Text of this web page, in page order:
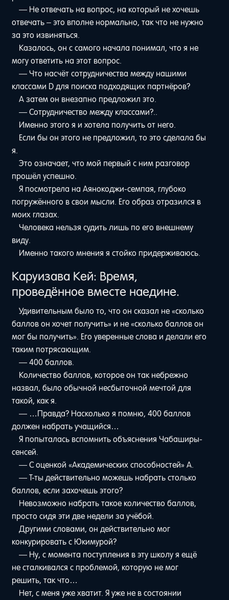
— Не отвечать на вопрос, на который не хочешь
отвечать – это вполне нормально, так что не нужно
за это извиняться.
Казалось, он с самого начала понимал, что я не
могу ответить на этот вопрос.
— Что насчёт сотрудничества между нашими
классами D для поиска подходящих партнёров?
А затем он внезапно предложил это.
— Сотрудничество между классами?..
Именно этого я и хотела получить от него.
Если бы он этого не предложил, то это сделала бы
я.
Это означает, что мой первый с ним разговор
прошёл успешно.
Я посмотрела на Аянокоджи-семпая, глубоко
погружённого в свои мысли. Его образ отразился в
моих глазах.
Человека нельзя судить лишь по его внешнему
виду.
Именно такого мнения я стойко придерживаюсь.
Каруизава Кей: Время,
проведённое вместе наедине.
Удивительным было то, что он сказал не «сколько
баллов он хочет получить» и не «сколько баллов он
мог бы получить». Его уверенные слова и делали его
таким потрясающим.
— 400 баллов.
Количество баллов, которое он так небрежно
назвал, было обычной несбыточной мечтой для
такой, как я.
— …Правда? Насколько я помню, 400 баллов
должен набрать учащийся…
Я попыталась вспомнить объяснения Чабаширы-
сенсей.
— С оценкой «Академических способностей» A.
— Т-ты действительно можешь набрать столько
баллов, если захочешь этого?
Невозможно набрать такое количество баллов,
просто сидя эти две недели за учёбой.
Другими словами, он действительно мог
конкурировать с Юкимурой?
— Ну, с момента поступления в эту школу я ещё
не сталкивался с проблемой, которую не мог
решить, так что…
Нет, с меня уже хватит. Я уже не в состоянии